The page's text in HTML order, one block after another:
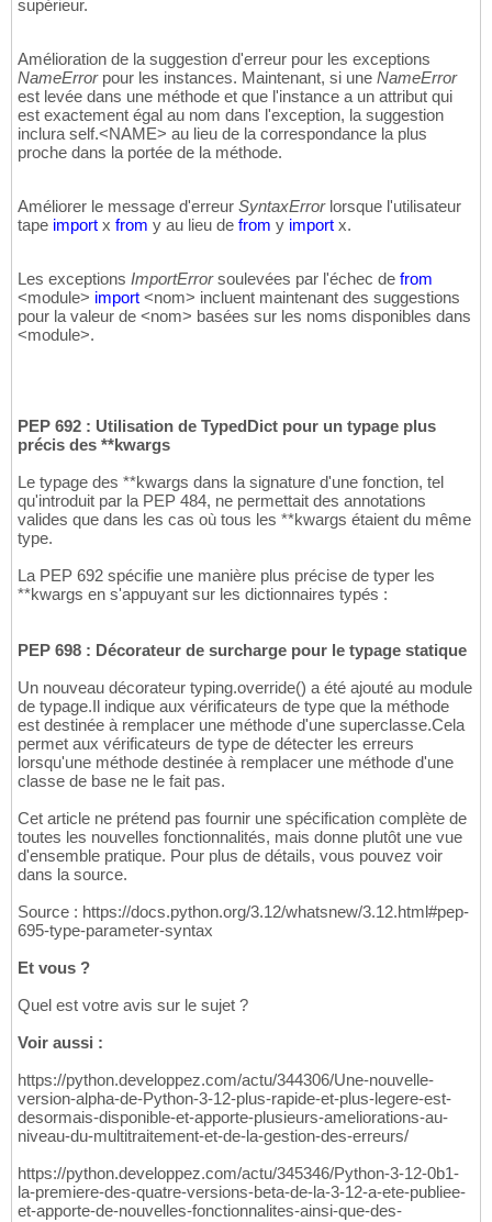
supérieur.
Amélioration de la suggestion d'erreur pour les exceptions
NameErrorpour les instances. Maintenant, si une NameError
est levée dans une méthode et que l'instance a un attribut qui
est exactement égal au nom dans l'exception, la suggestion
inclura self.<NAME> au lieu de la correspondance la plus
proche dans la portée de la méthode.
Améliorer le message d'erreur SyntaxErrorlorsque l'utilisateur
tape import x from y au lieu de from y import x.
Les exceptions ImportErrorsoulevées par l'échec de from
<module> import <nom> incluent maintenant des suggestions
pour la valeur de <nom> basées sur les noms disponibles dans
<module>.
PEP 692 : Utilisation de TypedDict pour un typage plus
précis des **kwargs
Le typage des **kwargs dans la signature d'une fonction, tel
qu'introduit par la PEP 484, ne permettait des annotations
valides que dans les cas où tous les **kwargs étaient du même
type.
La PEP 692 spécifie une manière plus précise de typer les
**kwargs en s'appuyant sur les dictionnaires typés :
PEP 698 : Décorateur de surcharge pour le typage statique
Un nouveau décorateur typing.override() a été ajouté au module
de typage.Il indique aux vérificateurs de type que la méthode
est destinée à remplacer une méthode d'une superclasse.Cela
permet aux vérificateurs de type de détecter les erreurs
lorsqu'une méthode destinée à remplacer une méthode d'une
classe de base ne le fait pas.
Cet article ne prétend pas fournir une spécification complète de
toutes les nouvelles fonctionnalités, mais donne plutôt une vue
d'ensemble pratique. Pour plus de détails, vous pouvez voir
dans la source.
Source : https://docs.python.org/3.12/whatsnew/3.12.html#pep-
695-type-parameter-syntax
Et vous ?
Quel est votre avis sur le sujet ?
Voir aussi :
https://python.developpez.com/actu/344306/Une-nouvelle-
version-alpha-de-Python-3-12-plus-rapide-et-plus-legere-est-
desormais-disponible-et-apporte-plusieurs-ameliorations-au-
niveau-du-multitraitement-et-de-la-gestion-des-erreurs/
https://python.developpez.com/actu/345346/Python-3-12-0b1-
la-premiere-des-quatre-versions-beta-de-la-3-12-a-ete-publiee-
et-apporte-de-nouvelles-fonctionnalites-ainsi-que-des-